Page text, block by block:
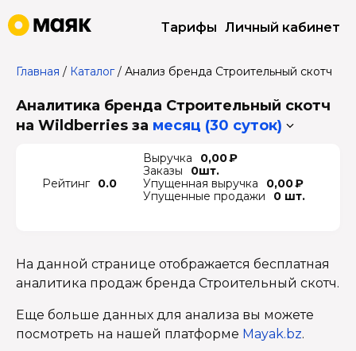
Тарифы Личный кабинет
Главная / Каталог/ Анализ бренда Строительный скотч
Аналитика бренда Строительный скотч
на Wildberries за месяц (30 суток)
Рейтинг 0.0
Выручка
0,00 ₽
Заказы
0шт.
Упущенная выручка
0,00 ₽
Упущенные продажи
0 шт.
На данной странице отображается бесплатная
аналитика продаж бренда Строительный скотч.
Еще больше данных для анализа вы можете
посмотреть на нашей платформе Mayak.bz.